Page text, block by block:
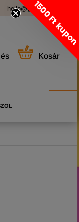
hello@grandopet.hu
Kosár
1500 Ft